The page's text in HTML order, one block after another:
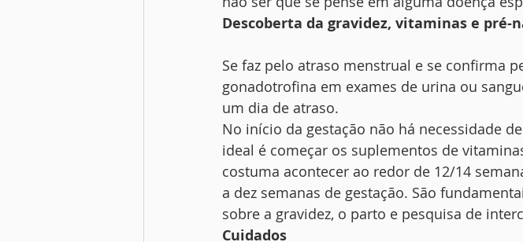
Descoberta da gravidez, vitaminas e pré-
Se faz pelo atraso menstrual e se confirma
gonadotrofina em exames de urina ou
um dia de atraso.
No início da gestação não há necessidade
ideal é começar os suplementos de
costuma acontecer ao redor de 12/14
a dez semanas de gestação. São
sobre a gravidez, o parto e pesquisa de
Cuidados